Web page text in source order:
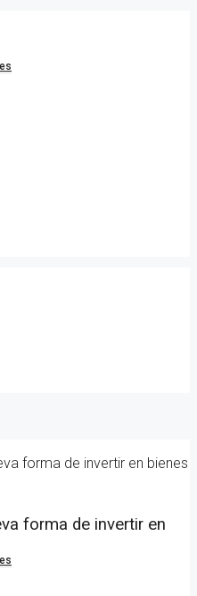
forma de invertir en bienes
forma de invertir en